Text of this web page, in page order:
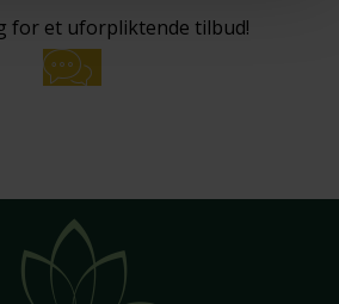
for et uforpliktende tilbud!